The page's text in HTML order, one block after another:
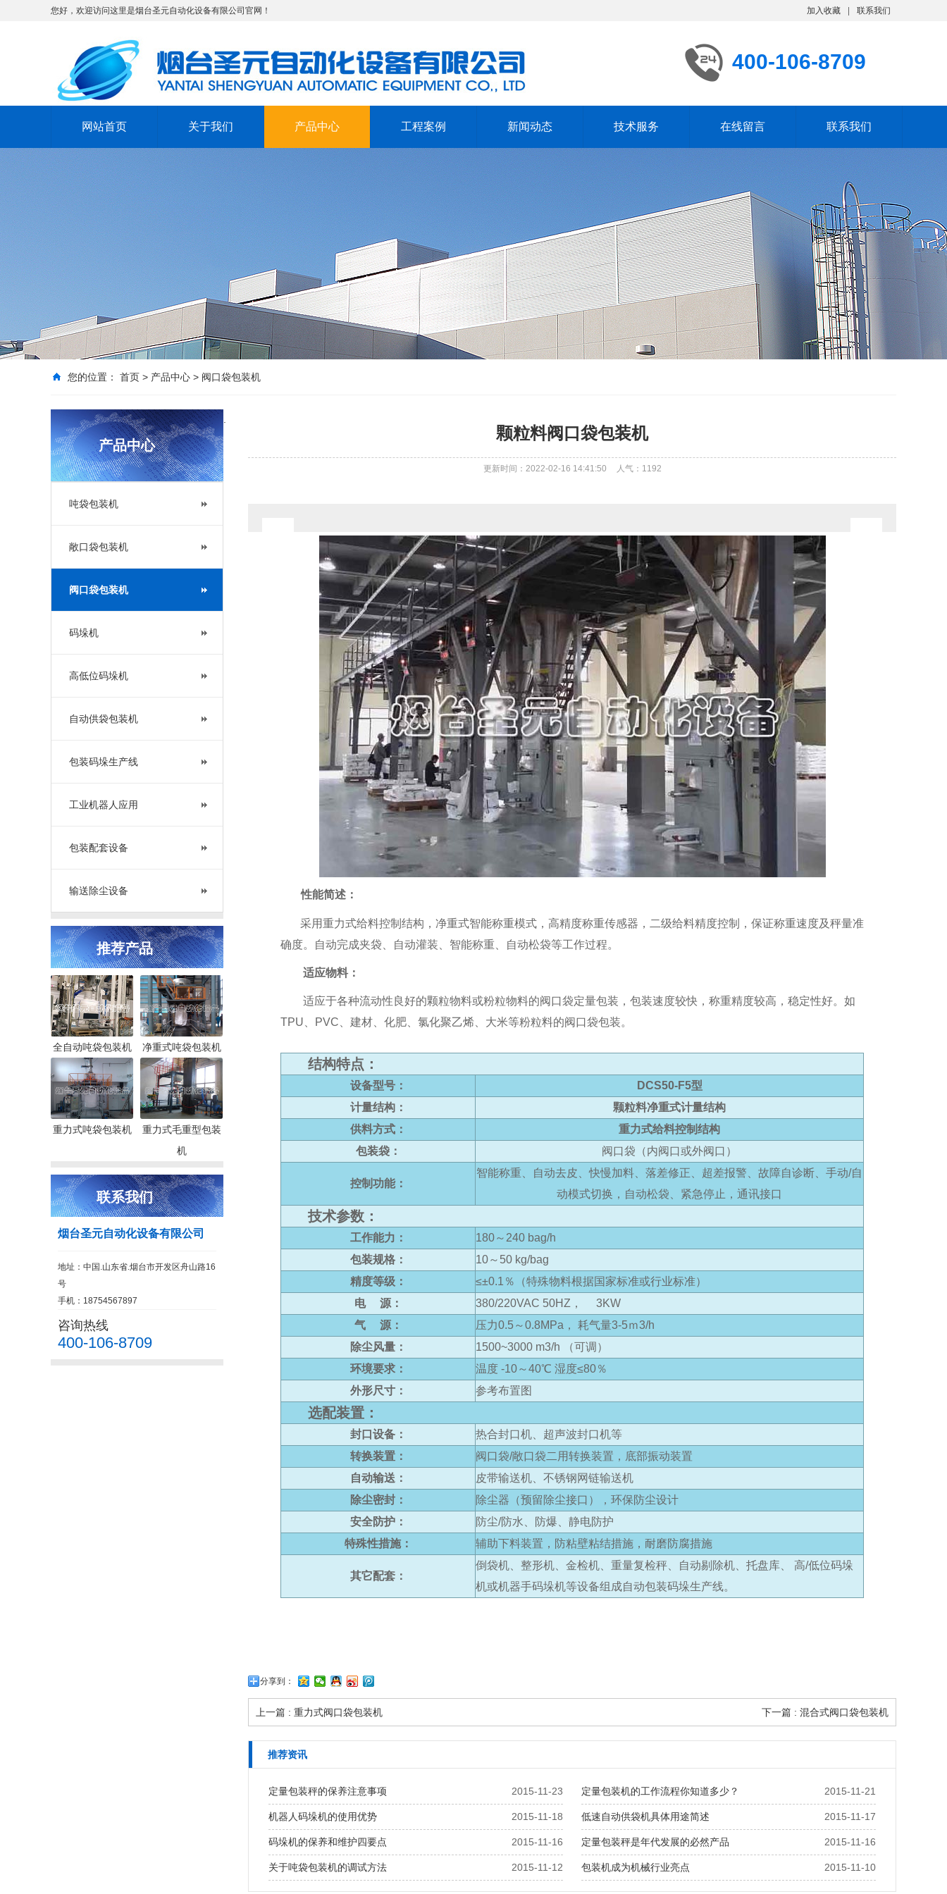
您好，欢迎访问这里是烟台圣元自动化设备有限公司官网！ 加入收藏 联系我们
400-106-8709
网站首页 关于我们 产品中心 工程案例 新闻动态 技术服务 在线留言 联系我们
您的位置： 首页 > 产品中心 > 阀口袋包装机
产品中心
吨袋包装机
敞口袋包装机
阀口袋包装机
码垛机
高低位码垛机
自动供袋包装机
包装码垛生产线
工业机器人应用
包装配套设备
输送除尘设备
推荐产品
全自动吨袋包装机 净重式吨袋包装机
重力式吨袋包装机
重力式毛重型包装
机
联系我们
烟台圣元自动化设备有限公司
地址：中国.山东省.烟台市开发区舟山路16
号
手机：18754567897
咨询热线
400-106-8709
颗粒料阀口袋包装机
更新时间：2022-02-16 14:41:50 人气： 1192
性能简述：
采用重力式给料控制结构，净重式智能称重模式，高精度称重传感器，二级给料精度控制，保证称重速度及秤量准
确度。自动完成夹袋、自动灌装、智能称重、自动松袋等工作过程。
适应物料：
适应于各种流动性良好的颗粒物料或粉粒物料的阀口袋定量包装，包装速度较快，称重精度较高，稳定性好。如
TPU、PVC、建材、化肥、氯化聚乙烯、大米等粉粒料的阀口袋包装。
结构特点：
设备型号：
DCS50-F5型
计量结构：
颗粒料净重式计量结构
供料方式：
重力式给料控制结构
包装袋：
阀口袋（内阀口或外阀口）
控制功能：
智能称重、自动去皮、快慢加料、落差修正、超差报警、故障自诊断、手动/自
动模式切换，自动松袋、紧急停止，通讯接口
技术参数：
工作能力：
180～240 bag/h
包装规格：
10～50 kg/bag
精度等级：
≤±0.1％（特殊物料根据国家标准或行业标准）
电 源：
380/220VAC 50HZ， 3KW
气 源：
压力0.5～0.8MPa， 耗气量3-5ｍ3/h
除尘风量：
1500~3000 m3/h （可调）
环境要求：
温度 -10～40℃ 湿度≤80％
外形尺寸：
参考布置图
选配装置：
封口设备：
热合封口机、超声波封口机等
转换装置：
阀口袋/敞口袋二用转换装置，底部振动装置
自动输送：
皮带输送机、不锈钢网链输送机
除尘密封：
除尘器（预留除尘接口），环保防尘设计
安全防护：
防尘/防水、防爆、静电防护
特殊性措施：
辅助下料装置，防粘壁粘结措施，耐磨防腐措施
其它配套：
倒袋机、整形机、金检机、重量复检秤、自动剔除机、托盘库、 高/低位码垛
机或机器手码垛机等设备组成自动包装码垛生产线。
分享到：
上一篇 : 重力式阀口袋包装机 下一篇 : 混合式阀口袋包装机
推荐资讯
2015-11-23
定量包装秤的保养注意事项 2015-11-21
定量包装机的工作流程你知道多少？
2015-11-18
机器人码垛机的使用优势 2015-11-17
低速自动供袋机具体用途简述
2015-11-16
码垛机的保养和维护四要点 2015-11-16
定量包装秤是年代发展的必然产品
2015-11-12
关于吨袋包装机的调试方法 2015-11-10
包装机成为机械行业亮点